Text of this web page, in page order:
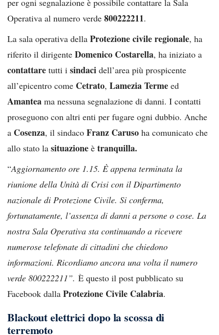
per ogni segnalazione è possibile contattare la Sala
Operativa al numero verde 800222211.
La sala operativa della Protezione civile regionale, ha
riferito il dirigente Domenico Costarella, ha iniziato a
contattare tutti i sindaci dell’area più prospicente
all’epicentro come Cetrato, LameziaTerme ed
Amantea ma nessuna segnalazione di danni. I contatti
proseguono con altri enti per fugare ogni dubbio. Anche
a Cosenza, il sindaco Franz Caruso ha comunicato che
allo stato la situazione è tranquilla.
“Aggiornamento ore 1.15. È appena terminata la
riunione della Unità di Crisi con il Dipartimento
nazionale di Protezione Civile. Si conferma,
fortunatamente, l’assenza di danni a persone o cose. La
nostra Sala Operativa sta continuando a ricevere
numerose telefonate di cittadini che chiedono
informazioni. Ricordiamo ancora una volta il numero
verde 800222211”. È questo il post pubblicato su
Facebook dalla Protezione Civile Calabria.
Blackout elettrici dopo la scossa di
terremoto